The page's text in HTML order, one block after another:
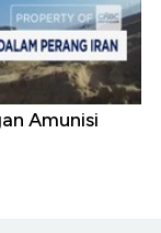
Amunisi